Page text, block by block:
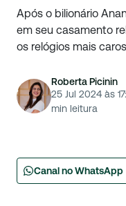
Após o bilionário
em seu casamento
os relógios mais
Roberta Picinin
25 Jul 2024 às
min leitura
Canal no WhatsApp